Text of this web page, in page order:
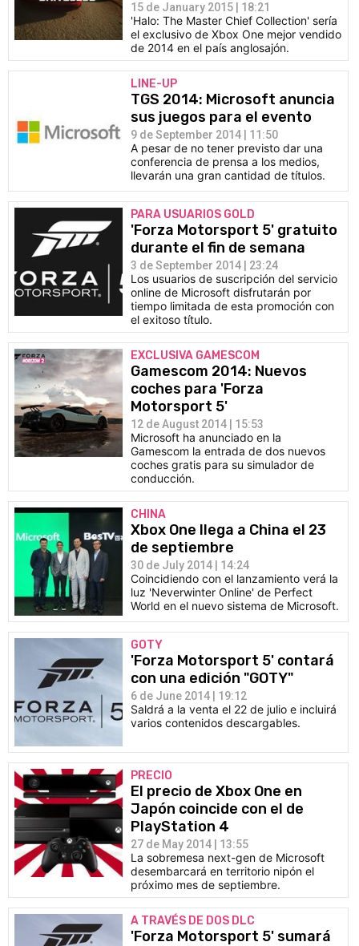
15 de January 2015 | 18:21
'Halo: The Master Chief Collection' sería
el exclusivo de Xbox One mejor vendido
de 2014 en el país anglosajón.
LINE-UP
TGS 2014: Microsoft anuncia
sus juegos para el evento
9 de September 2014 | 11:50
A pesar de no tener previsto dar una
conferencia de prensa a los medios,
llevarán una gran cantidad de títulos.
PARA USUARIOS GOLD
'Forza Motorsport 5' gratuito
durante el fin de semana
3 de September 2014 | 23:24
Los usuarios de suscripción del servicio
online de Microsoft disfrutarán por
tiempo limitada de esta promoción con
el exitoso título.
EXCLUSIVA GAMESCOM
Gamescom 2014: Nuevos
coches para 'Forza
Motorsport 5'
12 de August 2014 | 15:53
Microsoft ha anunciado en la
Gamescom la entrada de dos nuevos
coches gratis para su simulador de
conducción.
CHINA
Xbox One llega a China el 23
de septiembre
30 de July 2014 | 14:24
Coincidiendo con el lanzamiento verá la
luz 'Neverwinter Online' de Perfect
World en el nuevo sistema de Microsoft.
GOTY
'Forza Motorsport 5' contará
con una edición "GOTY"
6 de June 2014 | 19:12
Saldrá a la venta el 22 de julio e incluirá
varios contenidos descargables.
PRECIO
El precio de Xbox One en
Japón coincide con el de
PlayStation 4
27 de May 2014 | 13:55
La sobremesa next-gen de Microsoft
desembarcará en territorio nipón el
próximo mes de septiembre.
A TRAVÉS DE DOS DLC
'Forza Motorsport 5' sumará